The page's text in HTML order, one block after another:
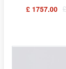
£ 1757.00